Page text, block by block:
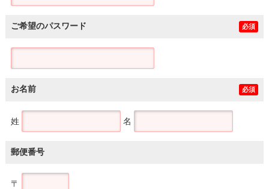
ご希望のパスワード 必須
お名前 必須
姓 名
郵便番号
〒